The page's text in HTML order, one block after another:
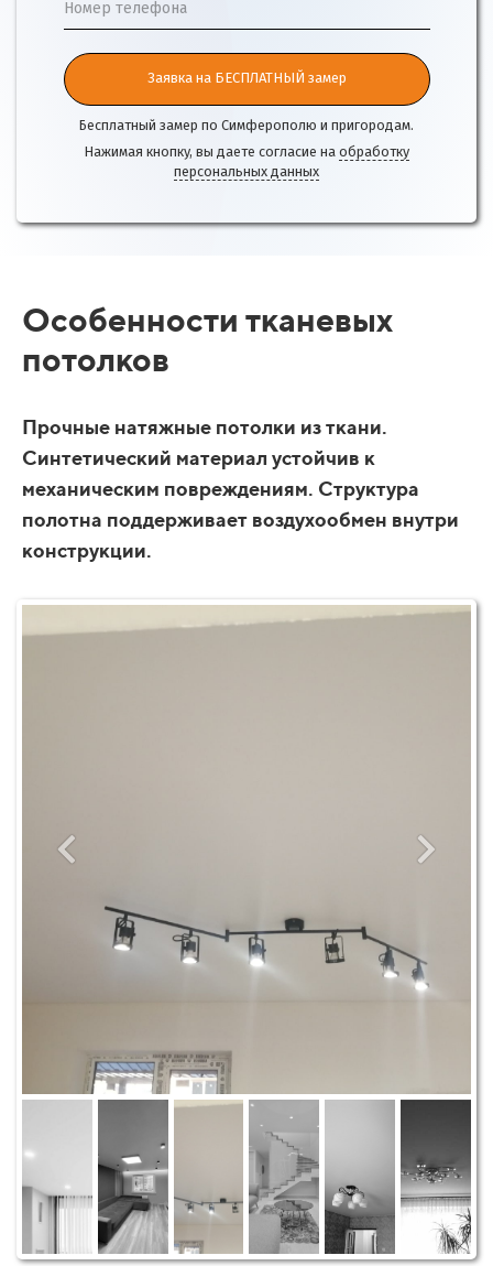
Номер телефона
Заявка на БЕСПЛАТНЫЙ замер
Бесплатный замер по Симферополю и пригородам.
Нажимая кнопку, вы даете согласие на обработку
персональных данных
Особенности тканевых
потолков
Прочные натяжные потолки из ткани.
Синтетический материал устойчив к
механическим повреждениям. Структура
полотна поддерживает воздухообмен внутри
конструкции.